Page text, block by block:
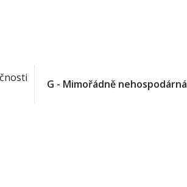
G - Mimořádně nehospodárná